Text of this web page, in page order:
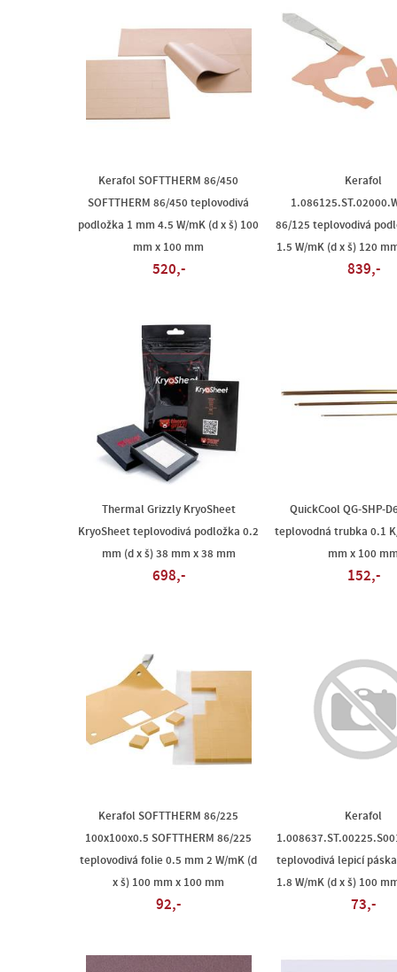
Kerafol SOFTTHERM 86/450
SOFTTHERM 86/450 teplovodivá
podložka 1 mm 4.5 W/mK (d x š) 100
mm x 100 mm
520,-
Kerafol
86/125 teplovodivá
1.5 W/mK (d x š) 120
839,-
Thermal Grizzly KryoSheet
KryoSheet teplovodivá podložka 0.2
mm (d x š) 38 mm x 38 mm
698,-
QuickCool QG-SHP-
teplovodná trubka 0.1
mm x 100
152,-
Kerafol SOFTTHERM 86/225
100x100x0.5 SOFTTHERM 86/225
teplovodivá folie 0.5 mm 2 W/mK (d
x š) 100 mm x 100 mm
92,-
Kerafol
teplovodivá lepicí
1.8 W/mK (d x š) 100
73,-